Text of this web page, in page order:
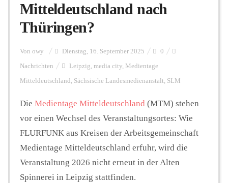
Flurschelte
Personalien
FUNKTURM-Beiträge
Podcast
Mitteldeutschland nach
Thüringen?
Von owy Dienstag, 16. September 2025 0
Nachrichten Leipzig, media city, Medientage
Mitteldeutschland , Sächsische Landesmedienanstalt, SLM
Die Medientage Mitteldeutschland (MTM) stehen
vor einen Wechsel des Veranstaltungsortes: Wie
FLURFUNK aus Kreisen der Arbeitsgemeinschaft
Medientage Mitteldeutschland erfuhr, wird die
Veranstaltung 2026 nicht erneut in der Alten
Spinnerei in Leipzig stattfinden.